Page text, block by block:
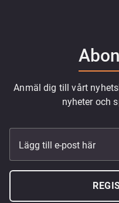
Anmäl dig till vårt
nyheter och
Lägg till e-post här